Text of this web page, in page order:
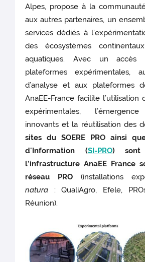
Alpes, propose à la
aux autres partenaires, un
services dédiés à
des écosystèmes
aquatiques. Avec un accès
plateformes expérimentales,
d’analyse et aux plateformes
AnaEE-France facilite l’utilisation
expérimentales,
innovants et la réutilisation des
sites du SOERE PRO ainsi
d'Information (SI-PRO) sont
l’infrastructure AnaEE France
réseau PRO (installations
natura : QualiAgro, Efele,
Réunion).